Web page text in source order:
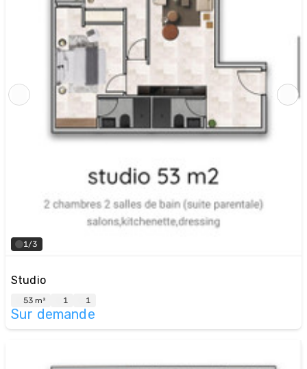
1/3
Studio
53 m² 1 1
Sur demande